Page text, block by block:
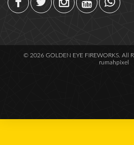
© 2026 GOLDEN EYE FIREWORKS. All
rumahpixel